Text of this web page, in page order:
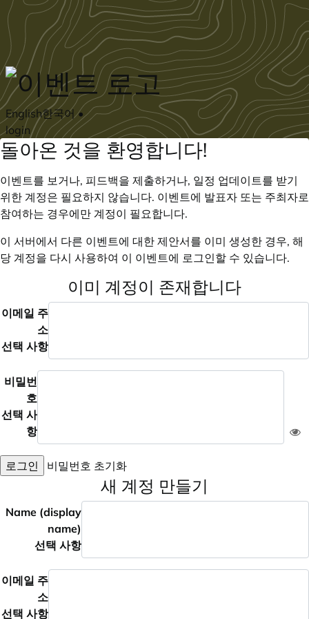
Skip to main content
English한국어•
login
돌아온 것을 환영합니다!
이벤트를 보거나, 피드백을 제출하거나, 일정 업데이트를 받기
위한 계정은 필요하지 않습니다. 이벤트에 발표자 또는 주최자로
참여하는 경우에만 계정이 필요합니다.
이 서버에서 다른 이벤트에 대한 제안서를 이미 생성한 경우, 해
당 계정을 다시 사용하여 이 이벤트에 로그인할 수 있습니다.
이미 계정이 존재합니다
이메일 주
소
선택 사항
비밀번
호
선택 사
항
로그인 비밀번호 초기화
새 계정 만들기
Name (display
name)
선택 사항
이메일 주
소
선택 사항